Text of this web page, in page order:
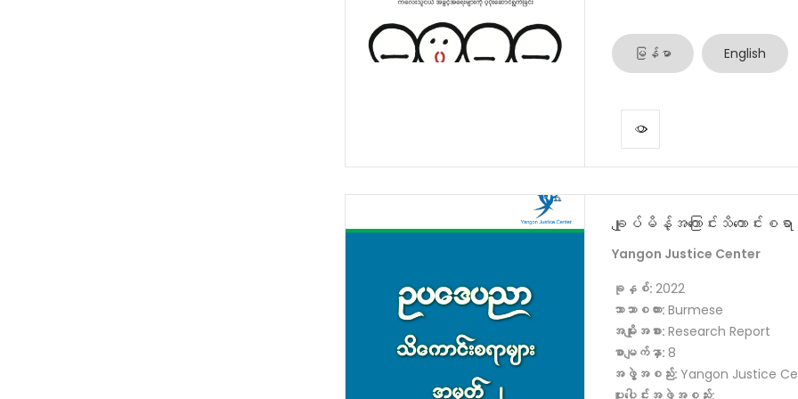
မြန်မာ English
ချုပ်မိန့်အကြောင်းသိကောင်းစရာ
Yangon Justice Center
ခုနှစ်:2022
ဘာသာစကား:Burmese
အမျိုးအစား:Research Report
စာမျက်နှာ: 8
အဖွဲ့အစည်း: Yangon Justice
ပူးပေါင်းအဖွဲ့အစည်း: